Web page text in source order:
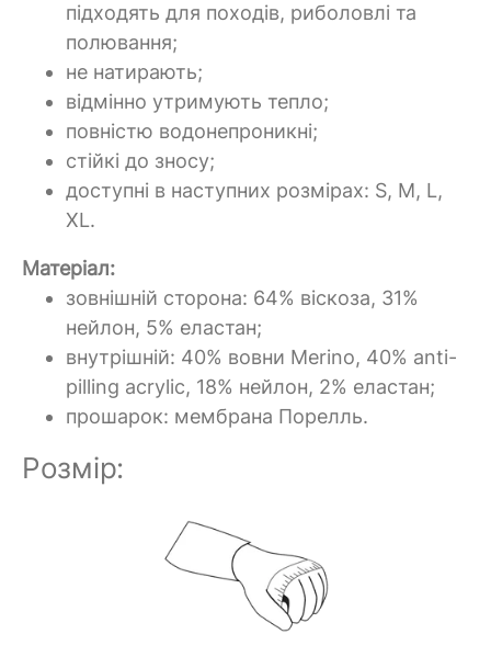
підходять для походів, риболовлі та
полювання;
не натирають;
відмінно утримують тепло;
повністю водонепроникні;
стійкі до зносу;
доступні в наступних розмірах: S, M, L,
XL.
Матеріал:
зовнішній сторона: 64% віскоза, 31%
нейлон, 5% еластан;
внутрішній: 40% вовни Merino, 40% anti-
pilling acrylic, 18% нейлон, 2% еластан;
прошарок: мембрана Порелль.
Розмір: